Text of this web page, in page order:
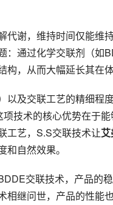
谢，维持时间仅能维
：通过化学交联剂（如
，从而大幅延长其在
及交联工艺的精细程度
技术的核心优势在于能
工艺，S.S交联技术让艾
自然效果。
交联技术，产品的
相继问世，产品的性能